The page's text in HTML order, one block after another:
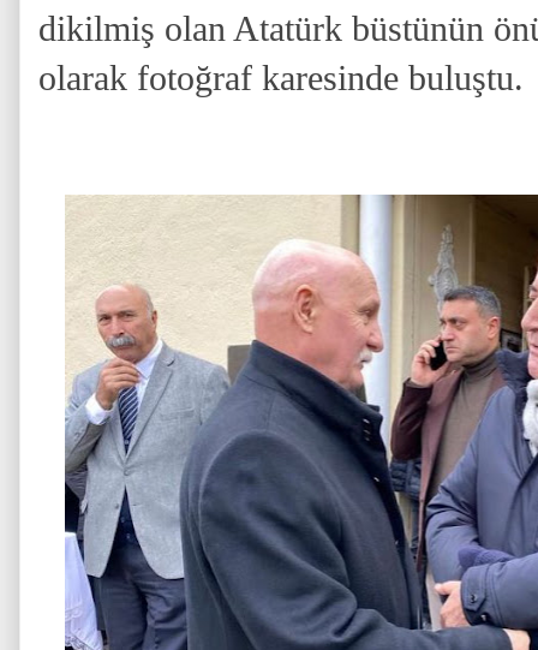
dikilmiş olan Atatürk büstünün
olarak fotoğraf karesinde buluştu.